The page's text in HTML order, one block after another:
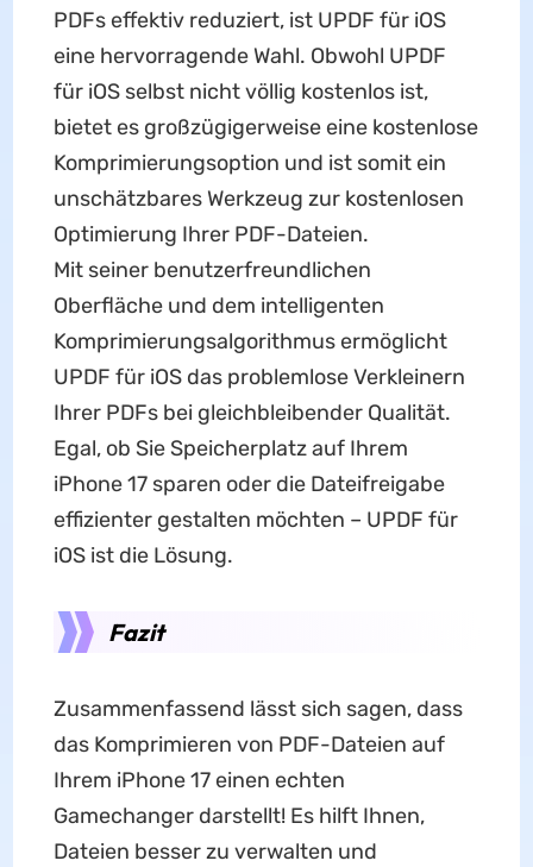
PDFs effektiv reduziert, ist UPDF für iOS
eine hervorragende Wahl. Obwohl UPDF
für iOS selbst nicht völlig kostenlos ist,
bietet es großzügigerweise eine kostenlose
Komprimierungsoption und ist somit ein
unschätzbares Werkzeug zur kostenlosen
Optimierung Ihrer PDF-Dateien.
Mit seiner benutzerfreundlichen
Oberfläche und dem intelligenten
Komprimierungsalgorithmus ermöglicht
UPDF für iOS das problemlose Verkleinern
Ihrer PDFs bei gleichbleibender Qualität.
Egal, ob Sie Speicherplatz auf Ihrem
iPhone 17 sparen oder die Dateifreigabe
effizienter gestalten möchten – UPDF für
iOS ist die Lösung.
Fazit
Zusammenfassend lässt sich sagen, dass
das Komprimieren von PDF-Dateien auf
Ihrem iPhone 17 einen echten
Gamechanger darstellt! Es hilft Ihnen,
Dateien besser zu verwalten und